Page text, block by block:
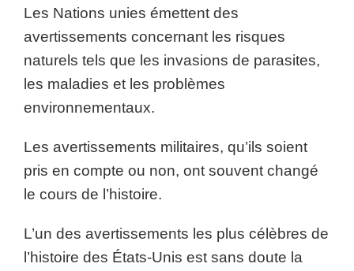
Les Nations unies émettent des
avertissements concernant les risques
naturels tels que les invasions de parasites,
les maladies et les problèmes
environnementaux.
Les avertissements militaires, qu’ils soient
pris en compte ou non, ont souvent changé
le cours de l’histoire.
L’un des avertissements les plus célèbres de
l’histoire des États-Unis est sans doute la